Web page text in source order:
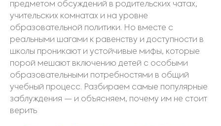
предметом обсуждений в родительских чатах,
учительских комнатах и на уровне
образовательной политики. Но вместе с
реальными шагами к равенству и доступности в
школы проникают и устойчивые мифы, которые
порой мешают включению детей с особыми
образовательными потребностями в общий
учебный процесс. Разбираем самые популярные
заблуждения — и объясняем, почему им не стоит
верить